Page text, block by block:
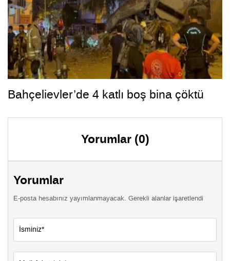
Bahçelievler’de 4 katlı boş bina çöktü
Yorumlar (0)
Yorumlar
E-posta hesabınız yayımlanmayacak. Gerekli alanlar işaretlendi